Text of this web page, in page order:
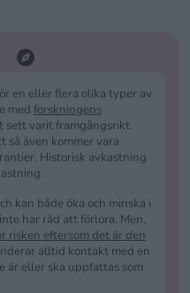
en eller flera olika typer av
med forskningens
sett varit framgångsrikt.
så även kommer vara
Historisk avkastning
kan både öka och minska i
har råd att förlora. Men,
risken eftersom det är den
alltid kontakt med en
är eller ska uppfattas som